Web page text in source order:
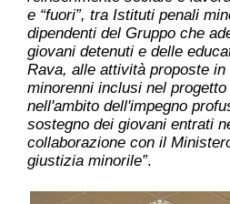
e “fuori”, tra Istituti penali
dipendenti del Gruppo che
giovani detenuti e delle
Rava, alle attività proposte
minorenni inclusi nel
nell'ambito dell'impegno
sostegno dei giovani entrati
collaborazione con il
giustizia minorile”.